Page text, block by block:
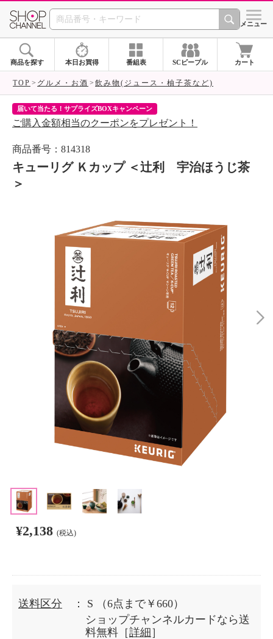
SHOP CHANNEL シメニュー
商品を探す 本日お買得 番組表 SCピープル カート
TOP グルメ・お酒 飲み物(ジュース・柚子茶など)
届いて当たる！サプライズBOXキャンペーン
ご購入金額相当のクーポンをプレゼント！
商品番号：814318
キューリグ Ｋカップ ＜辻利 宇治ほうじ茶
＞
¥2,138 (税込)
送料区分 ： S
（6点まで￥660）
ショップチャンネルカードなら送
料無料［詳細 ］